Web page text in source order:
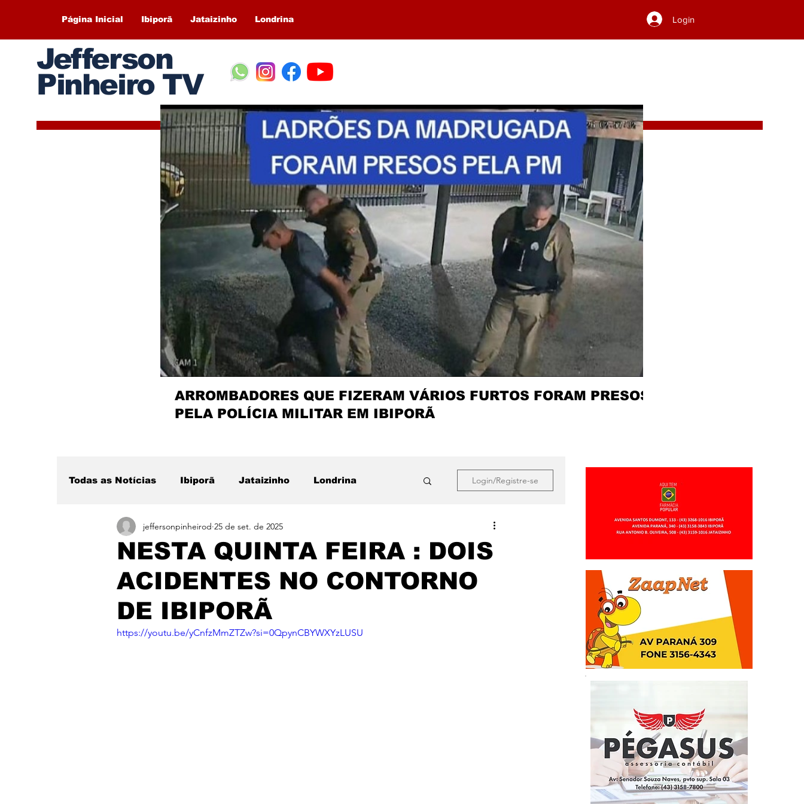
Página Inicial Ibiporã Jataizinho Londrina Login
Jefferson
Pinheiro TV
ARROMBADORES QUE FIZERAM VÁRIOS FURTOS FORAM PRESOS
PELA POLÍCIA MILITAR EM IBIPORÃ
Todas as Notícias Ibiporã Jataizinho Londrina
Região Sertanópolis Destaque
Login/Registre-se
NESTA QUINTA FEIRA : DOIS
ACIDENTES NO CONTORNO
DE IBIPORÃ
jeffersonpinheirod 25 de set. de 2025
https://youtu.be/yCnfzMmZTZw?si=0QpynCBYWXYzLUSU